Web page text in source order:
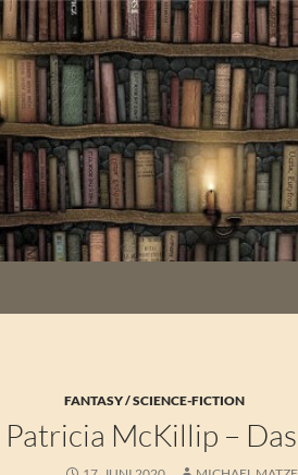
FANTASY / SCIENCE-FICTION
Patricia McKillip –